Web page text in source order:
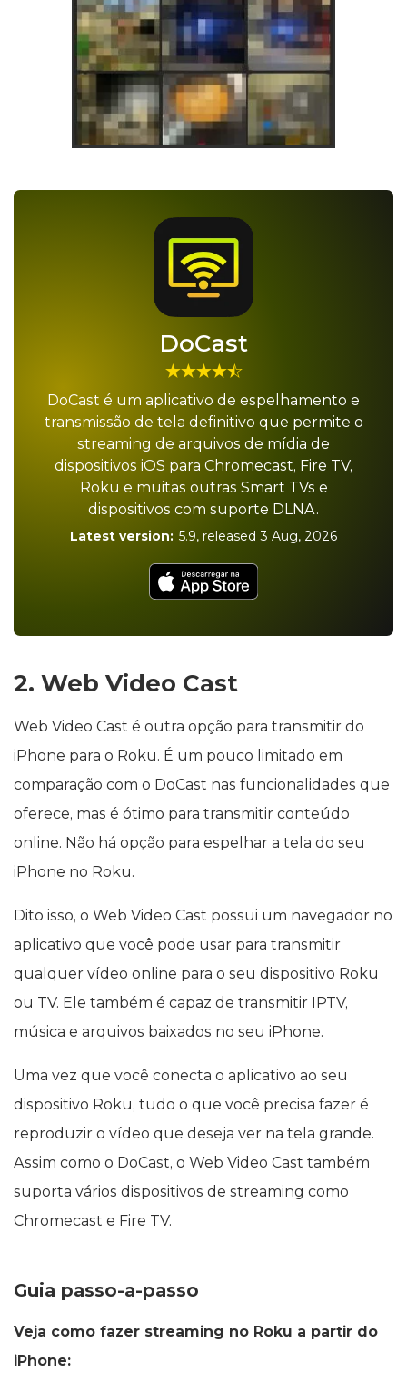
DoCast
DoCast é um aplicativo de espelhamento e
transmissão de tela definitivo que permite o
streaming de arquivos de mídia de
dispositivos iOS para Chromecast, Fire TV,
Roku e muitas outras Smart TVs e
dispositivos com suporte DLNA.
Latest version: 5.9, released 3 Aug, 2026
2. Web Video Cast
Web Video Cast é outra opção para transmitir do
iPhone para o Roku. É um pouco limitado em
comparação com o DoCast nas funcionalidades que
oferece, mas é ótimo para transmitir conteúdo
online. Não há opção para espelhar a tela do seu
iPhone no Roku.
Dito isso, o Web Video Cast possui um navegador no
aplicativo que você pode usar para transmitir
qualquer vídeo online para o seu dispositivo Roku
ou TV. Ele também é capaz de transmitir IPTV,
música e arquivos baixados no seu iPhone.
Uma vez que você conecta o aplicativo ao seu
dispositivo Roku, tudo o que você precisa fazer é
reproduzir o vídeo que deseja ver na tela grande.
Assim como o DoCast, o Web Video Cast também
suporta vários dispositivos de streaming como
Chromecast e Fire TV.
Guia passo-a-passo
Veja como fazer streaming no Roku a partir do
iPhone: